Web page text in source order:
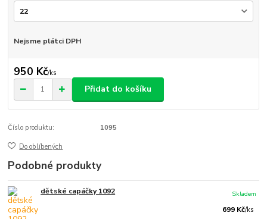
Nejsme plátci DPH
950 Kč/ks
Přidat do košíku
Číslo produktu: 1095
Do oblíbených
Podobné produkty
dětské capáčky 1092
699 Kč/ks
Skladem